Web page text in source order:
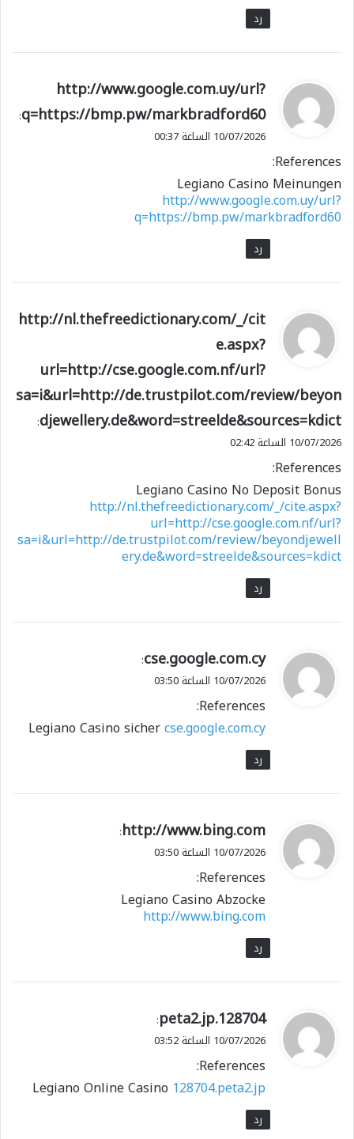
رد
ي
ق
و
ل
http://www.google.com.uy/url?
q=https://bmp.pw/markbradford60
:
10/07/2026 الساعة 00:37
References:
Legiano Casino Meinungen
http://www.google.com.uy/url?
q=https://bmp.pw/markbradford60
رد
ي
ق
و
ل
http://nl.thefreedictionary.com/_/cit
e.aspx?
url=http://cse.google.com.nf/url?
sa=i&url=http://de.trustpilot.com/review/beyon
djewellery.de&word=streelde&sources=kdict
:
10/07/2026 الساعة 02:42
References:
Legiano Casino No Deposit Bonus
http://nl.thefreedictionary.com/_/cite.aspx?
url=http://cse.google.com.nf/url?
sa=i&url=http://de.trustpilot.com/review/beyondjewell
ery.de&word=streelde&sources=kdict
رد
ي
ق
ل
cse.google.com.cy
:
10/07/2026 الساعة 03:50
References:
Legiano Casino sichercse.google.com.cy
رد
ي
ق
ل
http://www.bing.com
:
10/07/2026 الساعة 03:50
References:
Legiano Casino Abzocke
http://www.bing.com
رد
ي
ق
ل
128704.peta2.jp
:
10/07/2026 الساعة 03:52
References:
Legiano Online Casino 128704.peta2.jp
رد